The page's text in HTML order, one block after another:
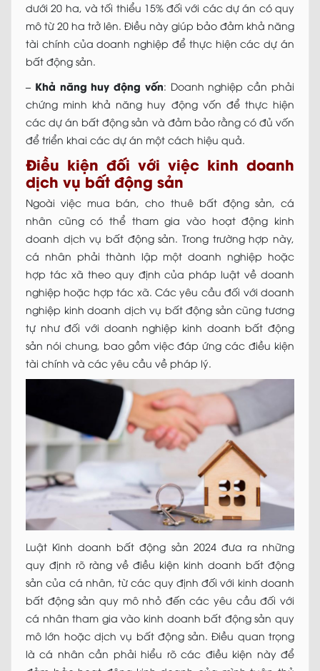
dưới 20 ha, và tối thiểu 15% đối với các dự án có quy
mô từ 20 ha trở lên. Điều này giúp bảo đảm khả năng
tài chính của doanh nghiệp để thực hiện các dự án
bất động sản.
– Khả năng huy động vốn: Doanh nghiệp cần phải
chứng minh khả năng huy động vốn để thực hiện
các dự án bất động sản và đảm bảo rằng có đủ vốn
để triển khai các dự án một cách hiệu quả.
Điều kiện đối với việc kinh doanh
dịch vụ bất động sản
Ngoài việc mua bán, cho thuê bất động sản, cá
nhân cũng có thể tham gia vào hoạt động kinh
doanh dịch vụ bất động sản. Trong trường hợp này,
cá nhân phải thành lập một doanh nghiệp hoặc
hợp tác xã theo quy định của pháp luật về doanh
nghiệp hoặc hợp tác xã. Các yêu cầu đối với doanh
nghiệp kinh doanh dịch vụ bất động sản cũng tương
tự như đối với doanh nghiệp kinh doanh bất động
sản nói chung, bao gồm việc đáp ứng các điều kiện
tài chính và các yêu cầu về pháp lý.
Luật Kinh doanh bất động sản 2024 đưa ra những
quy định rõ ràng về điều kiện kinh doanh bất động
sản của cá nhân, từ các quy định đối với kinh doanh
bất động sản quy mô nhỏ đến các yêu cầu đối với
cá nhân tham gia vào kinh doanh bất động sản quy
mô lớn hoặc dịch vụ bất động sản. Điều quan trọng
là cá nhân cần phải hiểu rõ các điều kiện này để